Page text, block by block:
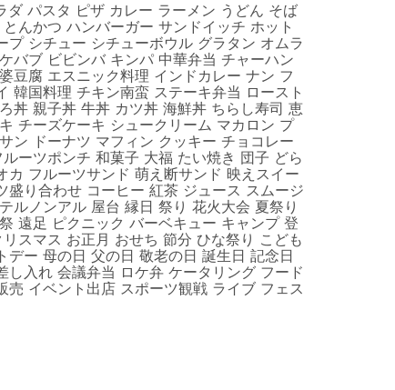
ダ パスタ ピザ カレー ラーメン うどん そば
んかつ ハンバーガー サンドイッチ ホット
プ シチュー シチューボウル グラタン オムラ
バブ ビビンバ キンパ 中華弁当 チャーハン
豆腐 エスニック料理 インドカレー ナン フ
韓国料理 チキン南蛮 ステーキ弁当 ロースト
丼 親子丼 牛丼 カツ丼 海鮮丼 ちらし寿司 恵
チーズケーキ シュークリーム マカロン プ
ン ドーナツ マフィン クッキー チョコレー
ーツポンチ 和菓子 大福 たい焼き 団子 どら
カ フルーツサンド 萌え断サンド 映えスイー
盛り合わせ コーヒー 紅茶 ジュース スムージ
ルノンアル 屋台 縁日 祭り 花火大会 夏祭り
遠足 ピクニック バーベキュー キャンプ 登
スマス お正月 おせち 節分 ひな祭り こども
デー 母の日 父の日 敬老の日 誕生日 記念日
し入れ 会議弁当 ロケ弁 ケータリング フード
売 イベント出店 スポーツ観戦 ライブ フェス